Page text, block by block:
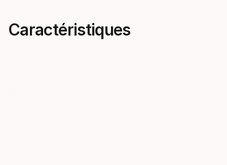
Caractéristiques